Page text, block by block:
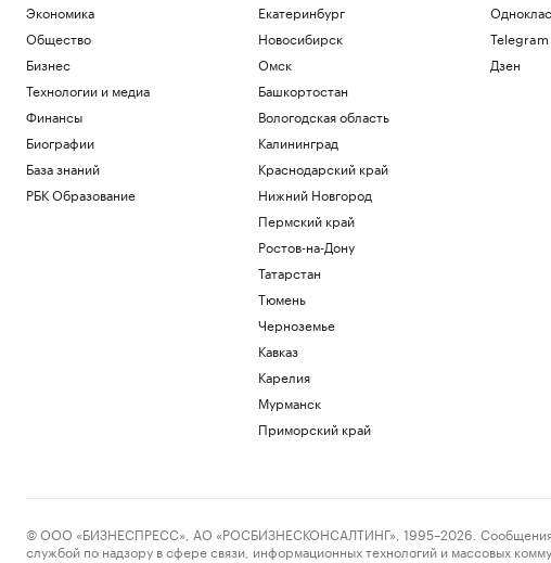
Экономика
Общество
Бизнес
Технологии и медиа
Финансы
Биографии
База знаний
РБК Образование
Екатеринбург
Новосибирск
Омск
Башкортостан
Вологодская область
Калининград
Краснодарский край
Нижний Новгород
Пермский край
Ростов-на-Дону
Татарстан
Тюмень
Черноземье
Кавказ
Карелия
Мурманск
Приморский край
Telegram
Дзен
© ООО «БИЗНЕСПРЕСС», АО «РОСБИЗНЕСКОНСАЛТИНГ», 1995–2026. Сообщения и
службой по надзору в сфере связи, информационных технологий и массовых